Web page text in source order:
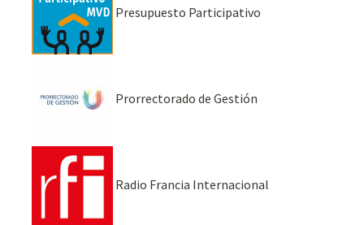
Presupuesto Participativo
Prorrectorado de Gestión
Radio Francia Internacional